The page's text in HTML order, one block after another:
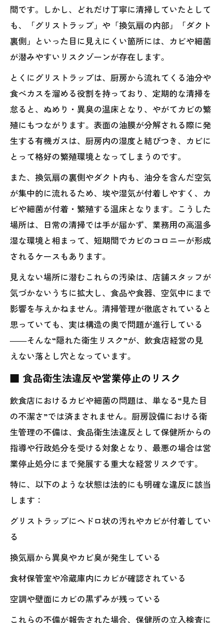
間です。しかし、どれだけ丁寧に清掃していたとして
も、「グリストラップ」や「換気扇の内部」「ダクト
裏側」といった目に見えにくい箇所には、カビや細菌
が潜みやすいリスクゾーンが存在します。
とくにグリストラップは、厨房から流れてくる油分や
食べカスを溜める役割を持っており、定期的な清掃を
怠ると、ぬめり・異臭の温床となり、やがてカビの繁
殖にもつながります。表面の油膜が分解される際に発
生する有機ガスは、厨房内の湿度と結びつき、カビに
とって格好の繁殖環境となってしまうのです。
また、換気扇の裏側やダクト内も、油分を含んだ空気
が集中的に流れるため、埃や湿気が付着しやすく、カ
ビや細菌が付着・繁殖する温床となります。こうした
場所は、日常の清掃では手が届かず、業務用の高温多
湿な環境と相まって、短期間でカビのコロニーが形成
されるケースもあります。
見えない場所に潜むこれらの汚染は、店舗スタッフが
気づかないうちに拡大し、食品や食器、空気中にまで
影響を与えかねません。清掃管理が徹底されていると
思っていても、実は構造の奥で問題が進行している
――そんな“隠れた衛生リスク”が、飲食店経営の見
えない落とし穴となっています。
■ 食品衛生法違反や営業停止のリスク
飲食店におけるカビや細菌の問題は、単なる“見た目
の不潔さ”では済まされません。厨房設備における衛
生管理の不備は、食品衛生法違反として保健所からの
指導や行政処分を受ける対象となり、最悪の場合は営
業停止処分にまで発展する重大な経営リスクです。
特に、以下のような状態は法的にも明確な違反に該当
します：
グリストラップにヘドロ状の汚れやカビが付着してい
る
換気扇から異臭やカビ臭が発生している
食材保管室や冷蔵庫内にカビが確認されている
空調や壁面にカビの黒ずみが残っている
これらの不備が報告された場合、保健所の立入検査に